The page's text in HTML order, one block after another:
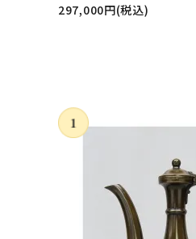
297,000円(税込)